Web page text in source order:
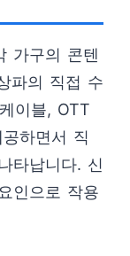
가구의 콘텐
파의 직접 수
이블, OTT
하면서 직
타납니다. 신
인으로 작용